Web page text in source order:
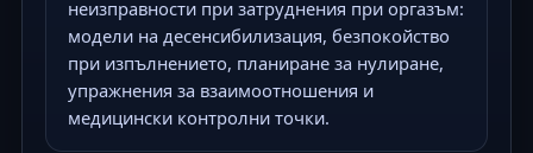
неизправности при затруднения при оргазъм:
модели на десенсибилизация, безпокойство
при изпълнението, планиране за нулиране,
упражнения за взаимоотношения и
медицински контролни точки.